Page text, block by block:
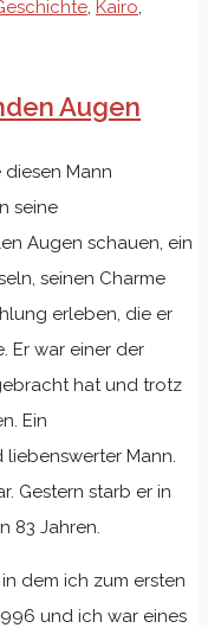
, Kairo,
Augen
Mann
seine
Augen schauen, ein
seinen Charme
erleben, die er
Er war einer der
hat und trotz
Ein
Mann.
Gestern starb er in
83 Jahren.
dem ich zum ersten
und ich war eines